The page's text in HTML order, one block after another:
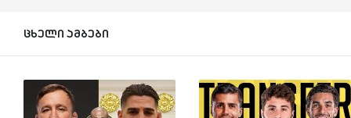
ცხელი ამბები